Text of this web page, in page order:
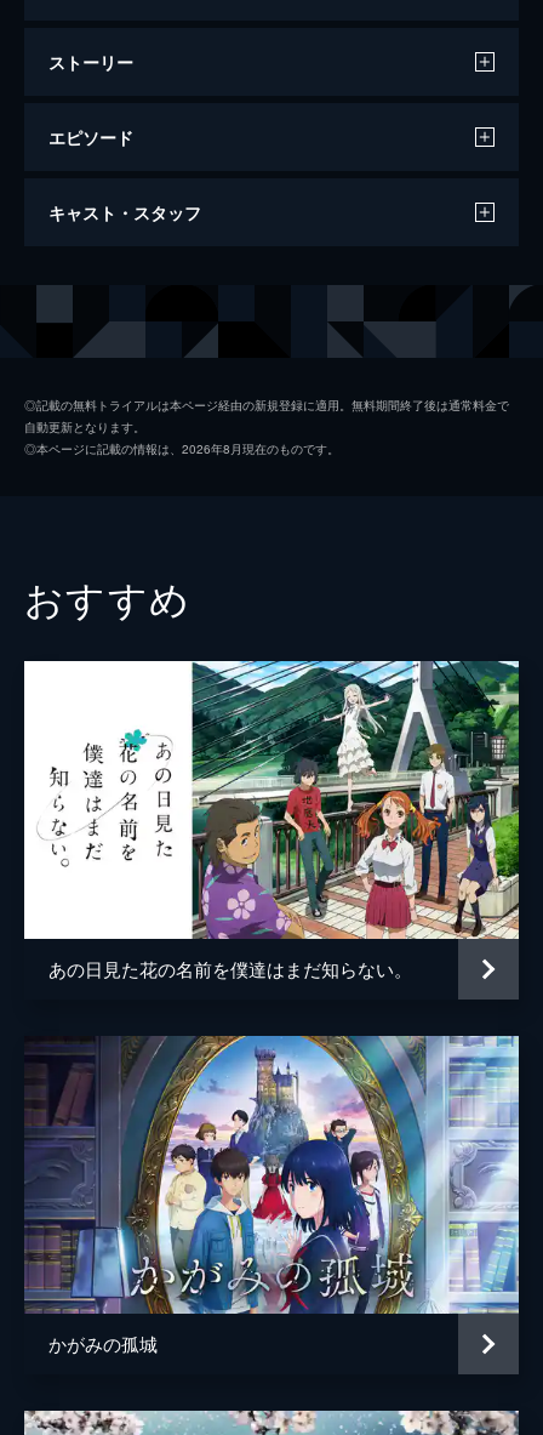
ストーリー
エピソード
バケモノの子
キャスト・スタッフ
九太（少年期） 宮崎あおい
九太の母 麻生久美子
一郎彦（少年期） 黒木華
チコ 諸星すみれ
二郎丸（少年期） 大野百花
宗師 津川雅彦
百秋坊 リリー・フランキー
多々良 大泉洋
監督 細田守
細田守
原作 細田守
音楽 高木正勝
アニメーション制作 スタジオ地図
製作 中山良夫
齋藤佑佳
井上伸一郎
◎記載の無料トライアルは本ページ経由の新規登録に適用。無料期間終了後は通常料金で
自動更新となります。
◎本ページに記載の情報は、2026年8月現在のものです。
おすすめ
あの日見た花の名前を僕達はまだ知らない。
かがみの孤城